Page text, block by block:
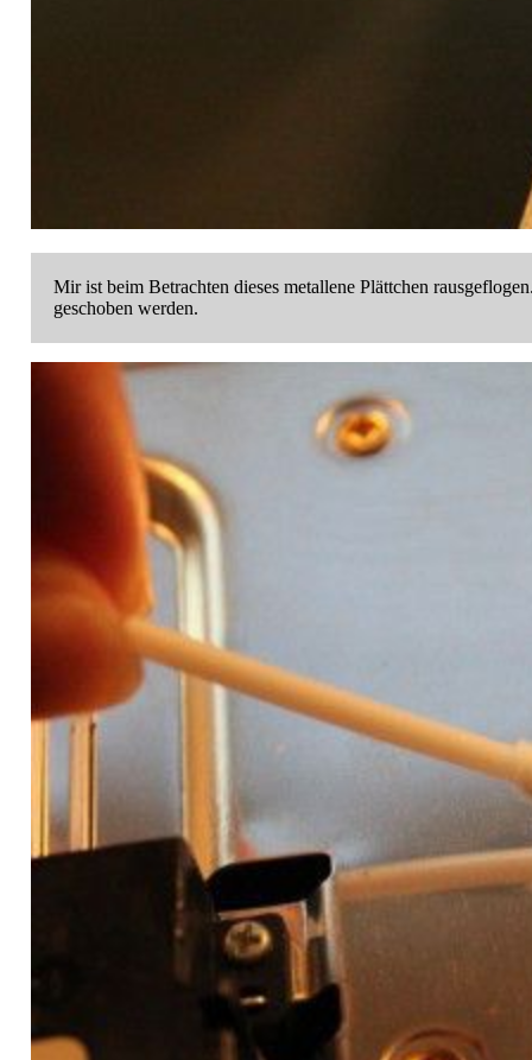
Mir ist beim Betrachten dieses metallene Plättchen
geschoben werden.